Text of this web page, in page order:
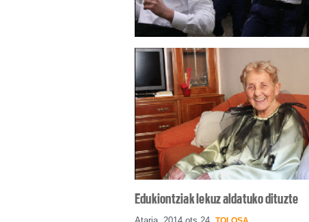
Edukiontziak lekuz aldatuko dituzte